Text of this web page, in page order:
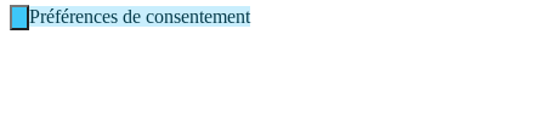
Préférences de consentement